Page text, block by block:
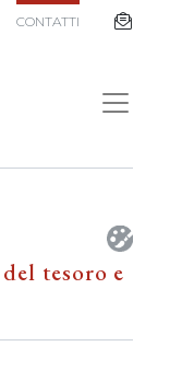
CONTATTI
tesoro e